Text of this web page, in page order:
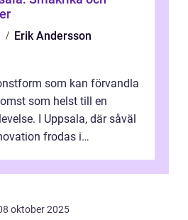
Erik Andersson
som kan förvandla
som helst till en
I Uppsala, där såväl
frodas i
oktober 2025